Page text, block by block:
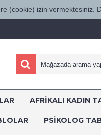
(cookie) izin vermektesiniz.
AFRİKALI KADIN
PSİKOLOG
HER